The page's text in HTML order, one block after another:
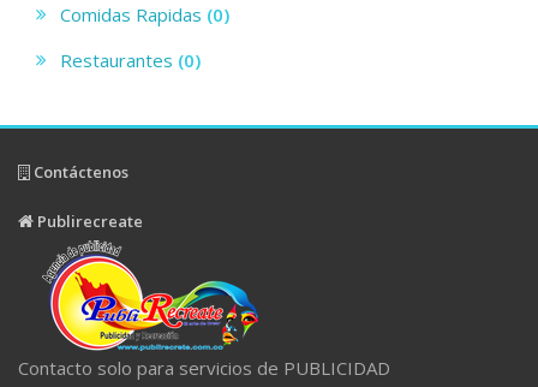
Comidas Rapidas
(0)
Restaurantes
(0)
Contáctenos
Publirecreate
Contacto solo para servicios de PUBLICIDAD